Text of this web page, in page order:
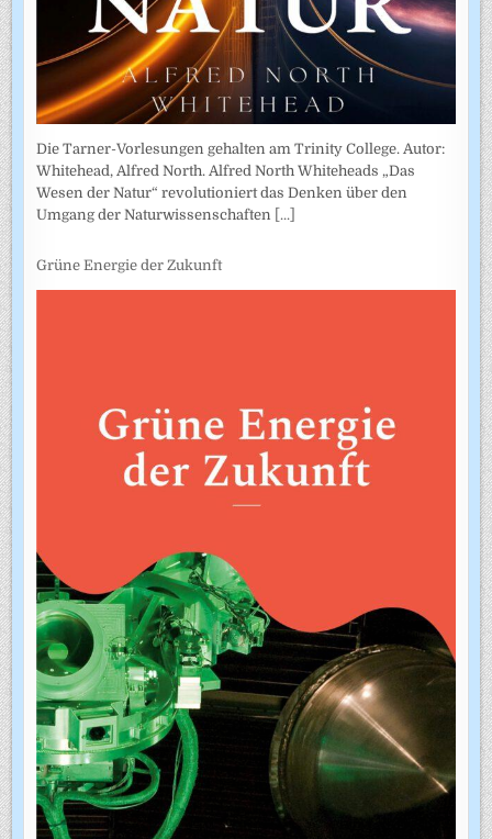
Die Tarner-Vorlesungen gehalten am Trinity College. Autor:
Whitehead, Alfred North. Alfred North Whiteheads „Das
Wesen der Natur“ revolutioniert das Denken über den
Umgang der Naturwissenschaften [...]
Grüne Energie der Zukunft